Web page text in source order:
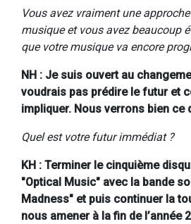
Vous avez vraiment une
musique et vous avez beaucoup
que votre musique va encore
NH : Je suis ouvert au
voudrais pas prédire le futur et
impliquer. Nous verrons bien ce
Quel est votre futur immédiat ?
KH : Terminer le cinquième
"Optical Music" avec la bande
Madness" et puis continuer la
nous amener à la fin de l’année